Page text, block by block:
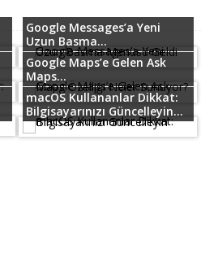
Google Messages’a Yeni
Uzun Basma...
Google Maps’e Gelen Ask
Maps...
macOS Kullananlar Dikkat:
Bilgisayarınızı Güncelleyin...